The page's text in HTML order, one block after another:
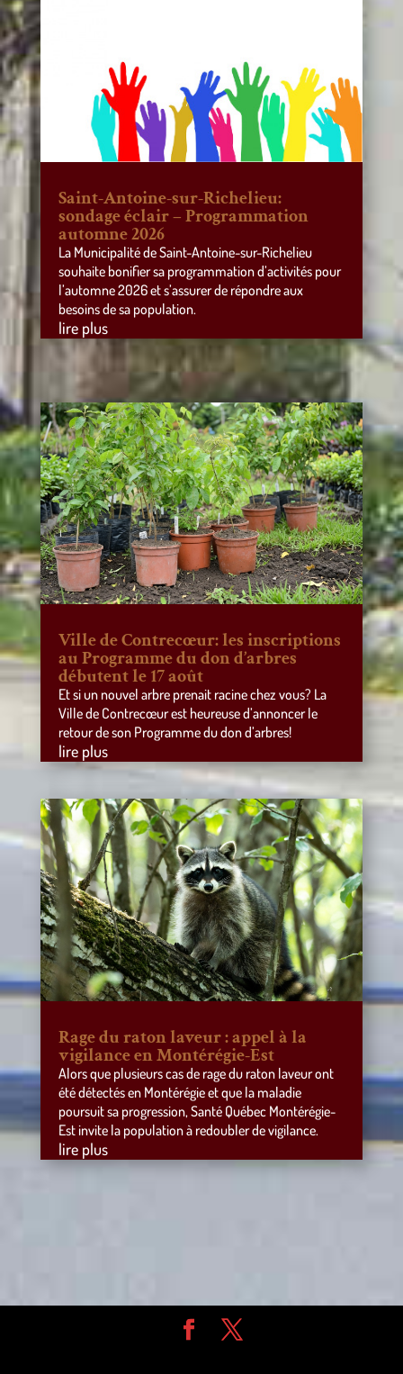
Saint-Antoine-sur-Richelieu:
sondage éclair – Programmation
automne 2026
La Municipalité de Saint-Antoine-sur-Richelieu
souhaite bonifier sa programmation d’activités pour
l’automne 2026 et s’assurer de répondre aux
besoins de sa population.
lire plus
Ville de Contrecœur: les inscriptions
au Programme du don d’arbres
débutent le 17 août
Et si un nouvel arbre prenait racine chez vous? La
Ville de Contrecœur est heureuse d’annoncer le
retour de son Programme du don d’arbres!
lire plus
Rage du raton laveur : appel à la
vigilance en Montérégie-Est
Alors que plusieurs cas de rage du raton laveur ont
été détectés en Montérégie et que la maladie
poursuit sa progression, Santé Québec Montérégie-
Est invite la population à redoubler de vigilance.
lire plus